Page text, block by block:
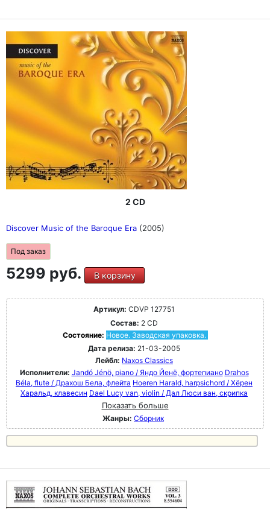
2 CD
Discover Music of the Baroque Era (2005)
Под заказ
5299 руб. В корзину
Артикул: CDVP 127751
Состав: 2 CD
Состояние: Новое. Заводская упаковка.
Дата релиза: 21-03-2005
Лейбл: Naxos Classics
Исполнители: Jandó Jénö, piano / Яндо Йенё, фортепиано Drahos
Béla, flute / Драхош Бела, флейта Hoeren Harald, harpsichord / Хёрен
Харальд, клавесин Dael Lucy van, violin / Дал Люси ван, скрипка
Показать больше
Жанры: Сборник